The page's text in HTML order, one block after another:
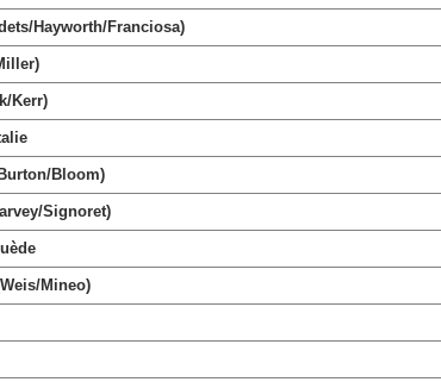
Hayworth/Franciosa)
Kerr)
Bloom)
Signoret)
Mineo)